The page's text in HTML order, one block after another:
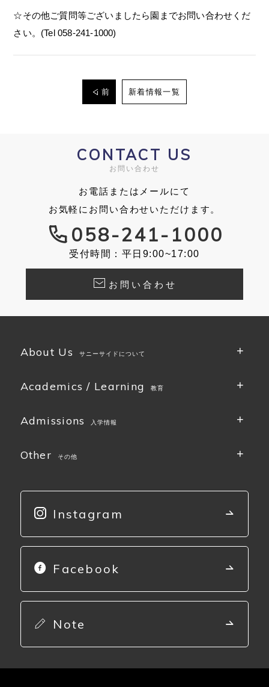
☆その他ご質問等ございましたら園までお問い合わせくだ
さい。(Tel 058-241-1000)
前 新着情報一覧
CONTACT US
お問い合わせ
お電話またはメールにて
お気軽にお問い合わせいただけます。
058-241-1000
受付時間：平日9:00~17:00
お問い合わせ
About Us サニーサイドについて
Academics / Learning 教育
Admissions 入学情報
Other その他
Instagram
Facebook
Note